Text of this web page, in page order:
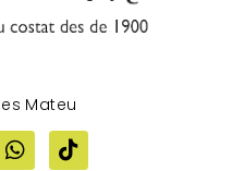
Mateu